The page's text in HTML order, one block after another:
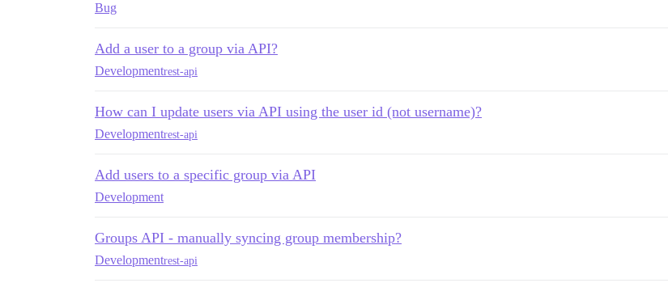
Bug
Add a user to a group via API?
Developmentrest-api
How can I update users via API using the user id (not username)?
Developmentrest-api
Add users to a specific group via API
Development
Groups API - manually syncing group membership?
Developmentrest-api